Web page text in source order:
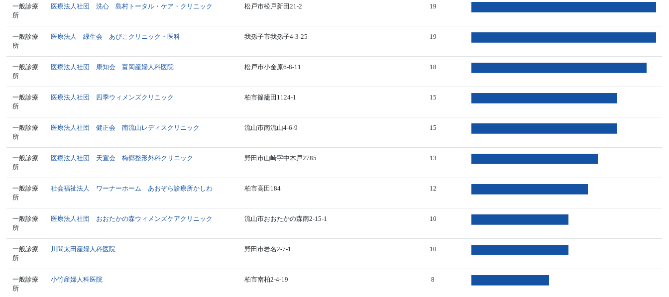
一般診療
所
医療法人社団 洗心 島村トータル・ケア・クリニック 松戸市松戸新田21-2 19
一般診療
所
医療法人 緑生会 あびこクリニック・医科 我孫子市我孫子4-3-25 19
一般診療
所
医療法人社団 康知会 富岡産婦人科医院 松戸市小金原6-8-11 18
一般診療
所
医療法人社団 四季ウィメンズクリニック 柏市篠籠田1124-1 15
一般診療
所
医療法人社団 健正会 南流山レディスクリニック 流山市南流山4-6-9 15
一般診療
所
医療法人社団 天宣会 梅郷整形外科クリニック 野田市山崎字中木戸2785 13
一般診療
所
社会福祉法人 ワーナーホーム あおぞら診療所かしわ 柏市高田184 12
一般診療
所
医療法人社団 おおたかの森ウィメンズケアクリニック 流山市おおたかの森南2-15-1 10
一般診療
所
川間太田産婦人科医院 野田市岩名2-7-1 10
一般診療
所
小竹産婦人科医院 柏市南柏2-4-19 8